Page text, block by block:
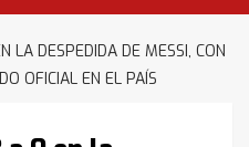
LA DESPEDIDA DE MESSI, CON
OFICIAL EN EL PAÍS